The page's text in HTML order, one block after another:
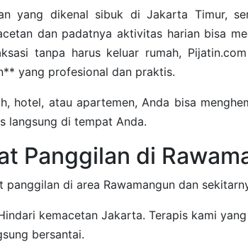
yang dikenal sibuk di Jakarta Timur,
dan padatnya aktivitas harian bisa
tanpa harus keluar rumah,
yang profesional dan praktis.
hotel, atau apartemen, Anda bisa
langsung di tempat Anda.
Panggilan di
panggilan di area Rawamangun dan
kemacetan Jakarta. Terapis kami
bersantai.